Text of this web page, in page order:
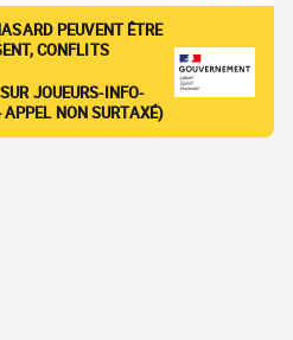
PEUVENT ÊTRE
CONFLITS
JOUEURS-INFO-
NON SURTAXÉ)